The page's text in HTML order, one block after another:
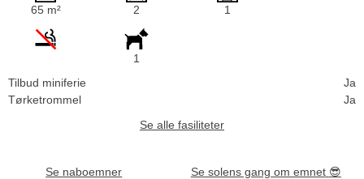
65 m² 2 1
1
Tilbud miniferie
Ja
Tørketrommel
Ja
Se alle fasiliteter
Se naboemner Se solens gang om emnet 😎